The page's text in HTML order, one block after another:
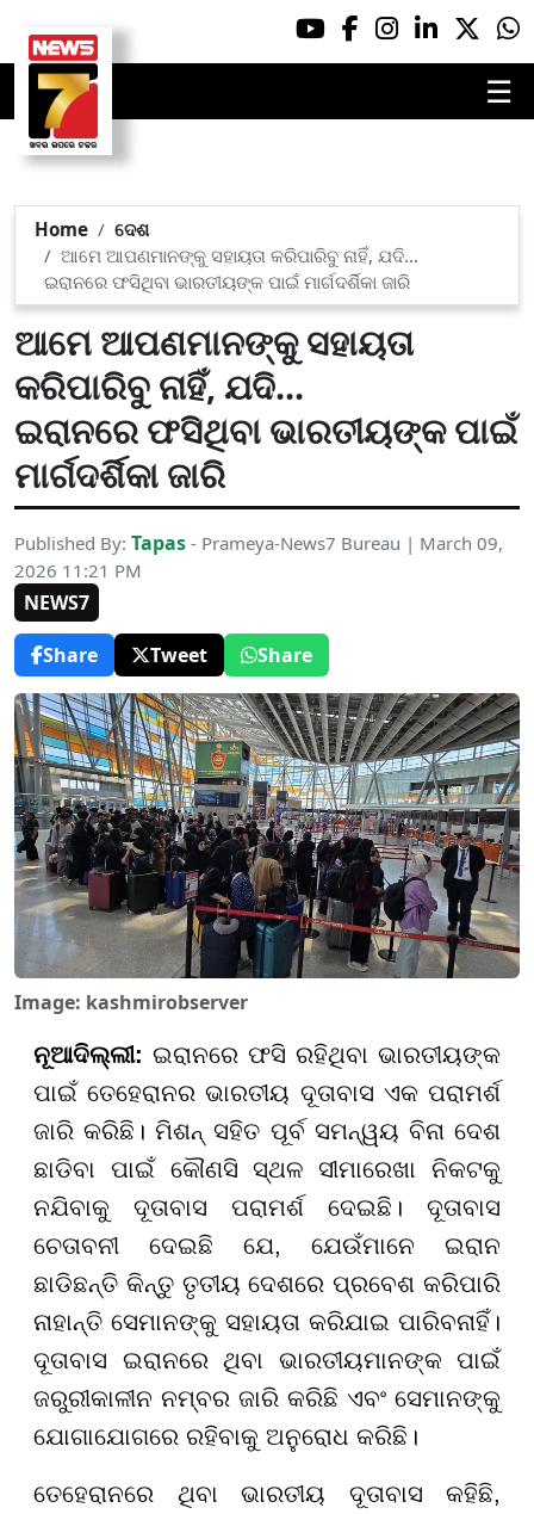
☰
Home
ଦେଶ
ଆମେ ଆପଣମାନଙ୍କୁ ସହାୟତା କରିପାରିବୁ ନାହିଁ, ଯଦି...
ଇରାନରେ ଫସିଥିବା ଭାରତୀୟଙ୍କ ପାଇଁ ମାର୍ଗଦର୍ଶିକା ଜାରି
ଆମେ ଆପଣମାନଙ୍କୁ ସହାୟତା
କରିପାରିବୁ ନାହିଁ, ଯଦି...
ଇରାନରେ ଫସିଥିବା ଭାରତୀୟଙ୍କ ପାଇଁ
ମାର୍ଗଦର୍ଶିକା ଜାରି
Published By: Tapas - Prameya-News7 Bureau | March 09,
2026 11:21 PM
NEWS7
Share
Tweet Share
Image: kashmirobserver
ନୂଆଦିଲ୍ଲୀ: ଇରାନରେ ଫସି ରହିଥିବା ଭାରତୀୟଙ୍କ
ପାଇଁ ତେହେରାନର ଭାରତୀୟ ଦୂତାବାସ ଏକ ପରାମର୍ଶ
ଜାରି କରିଛି। ମିଶନ୍ ସହିତ ପୂର୍ବ ସମନ୍ୱୟ ବିନା ଦେଶ
ଛାଡିବା ପାଇଁ କୌଣସି ସ୍ଥଳ ସୀମାରେଖା ନିକଟକୁ
ନଯିବାକୁ ଦୂତାବାସ ପରାମର୍ଶ ଦେଇଛି। ଦୂତାବାସ
ଚେତାବନୀ ଦେଇଛି ଯେ, ଯେଉଁମାନେ ଇରାନ
ଛାଡିଛନ୍ତି କିନ୍ତୁ ତୃତୀୟ ଦେଶରେ ପ୍ରବେଶ କରିପାରି
ନାହାନ୍ତି ସେମାନଙ୍କୁ ସହାୟତା କରିଯାଇ ପାରିବନାହିଁ।
ଦୂତାବାସ ଇରାନରେ ଥିବା ଭାରତୀୟମାନଙ୍କ ପାଇଁ
ଜରୁରୀକାଳୀନ ନମ୍ବର ଜାରି କରିଛି ଏବଂ ସେମାନଙ୍କୁ
ଯୋଗାଯୋଗରେ ରହିବାକୁ ଅନୁରୋଧ କରିଛି।
ତେହେରାନରେ ଥିବା ଭାରତୀୟ ଦୂତାବାସ କହିଛି,